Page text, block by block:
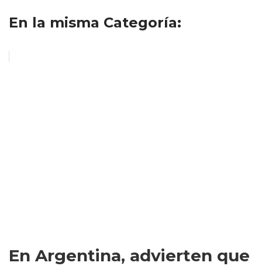
En la misma Categoría:
En Argentina, advierten que